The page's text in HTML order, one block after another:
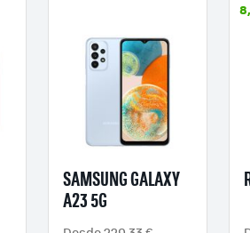
SAMSUNG GALAXY
A23 5G